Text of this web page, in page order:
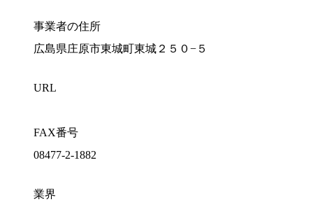
事業者の住所
広島県庄原市東城町東城２５０−５
URL
FAX番号
08477-2-1882
業界